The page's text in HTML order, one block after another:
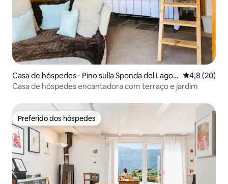
Casa de hóspedes ⋅ Pino sulla Sponda del Lago
Maggiore
4,8 de uma
4,8 (20)
Casa de hóspedes encantadora com terraço e jardim
Preferido dos hóspedes
Preferido dos hóspedes